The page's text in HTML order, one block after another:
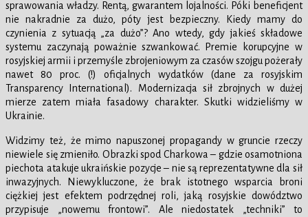
sprawowania władzy. Rentą, gwarantem lojalności. Póki beneficjent
nie nakradnie za dużo, póty jest bezpieczny. Kiedy mamy do
czynienia z sytuacją „za dużo”? Ano wtedy, gdy jakieś składowe
systemu zaczynają poważnie szwankować. Premie korupcyjne w
rosyjskiej armii i przemyśle zbrojeniowym za czasów szojgu pożerały
nawet 80 proc. (!) oficjalnych wydatków (dane za rosyjskim
Transparency International). Modernizacja sił zbrojnych w dużej
mierze zatem miała fasadowy charakter. Skutki widzieliśmy w
Ukrainie.
Widzimy też, że mimo napuszonej propagandy w gruncie rzeczy
niewiele się zmieniło. Obrazki spod Charkowa – gdzie osamotniona
piechota atakuje ukraińskie pozycje – nie są reprezentatywne dla sił
inwazyjnych. Niewykluczone, że brak istotnego wsparcia broni
ciężkiej jest efektem podrzędnej roli, jaką rosyjskie dowództwo
przypisuje „nowemu frontowi”. Ale niedostatek „techniki” to